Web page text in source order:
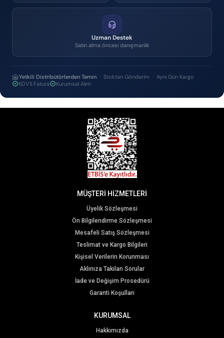
Uzman Destek
Satın alma öncesi danışmanlık
Yetkili Distribütörlerden Temin · Stoktan Gönderim · Aynı Gün Kargo
KDV'li Fatura
Kurumsal Alım
MÜŞTERİ HİZMETLERİ
Üyelik Sözleşmesi
Ön Bilgilendirme Sözleşmesi
Mesafeli Satış Sözleşmesi
Teslimat ve Kargo Bilgileri
Kişisel Verilerin Korunması
Aklınıza Takılan Sorular
İade ve Değişim Prosedürü
Garanti Koşulları
KURUMSAL
Hakkımızda